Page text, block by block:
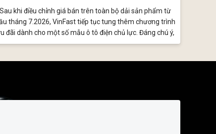
Sau khi điều chỉnh giá bán trên toàn bộ dải sản phẩm từ
tháng 7.2026, VinFast tiếp tục tung thêm chương trình
đãi dành cho một số mẫu ô tô điện chủ lực. Đáng chú ý,
VF 5 Plus lần đầu tiên về sát mốc 470 triệu đồng,